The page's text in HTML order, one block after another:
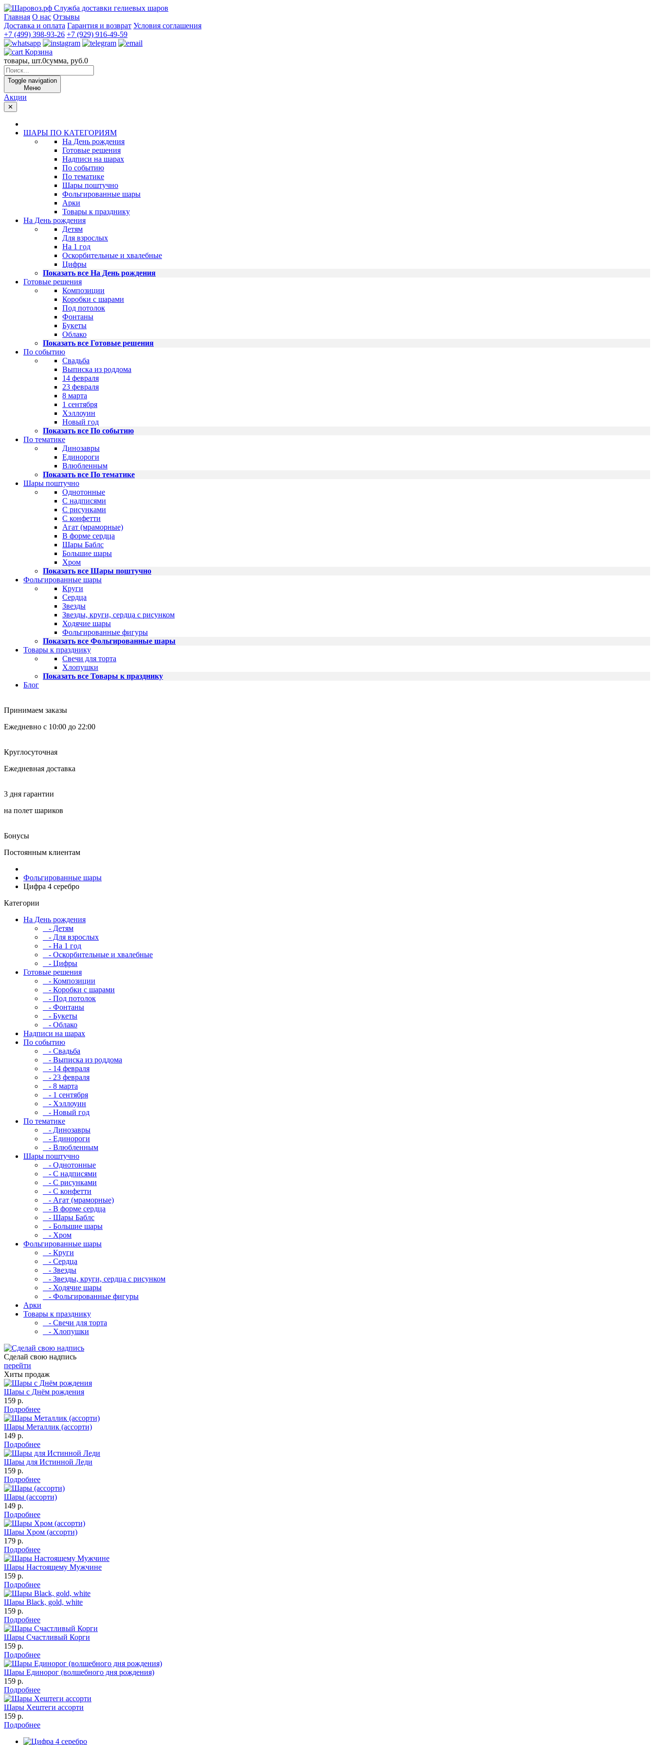
Служба доставки гелиевых шаров
Главная О нас Отзывы
Доставка и оплата Гарантия и возврат Условия соглашения
+7 (499) 398-93-26 +7 (929) 916-49-59
Корзина
товары, шт.0сумма, руб.0
Toggle navigation
Меню
Акции
✕
ШАРЫ ПО КАТЕГОРИЯМ
На День рождения
Готовые решения
Надписи на шарах
По событию
По тематике
Шары поштучно
Фольгированные шары
Арки
Товары к празднику
На День рождения
Детям
Для взрослых
На 1 год
Оскорбительные и хвалебные
Цифры
Показать все На День рождения
Готовые решения
Композиции
Коробки с шарами
Под потолок
Фонтаны
Букеты
Облако
Показать все Готовые решения
По событию
Свадьба
Выписка из роддома
14 февраля
23 февраля
8 марта
1 сентября
Хэллоуин
Новый год
Показать все По событию
По тематике
Динозавры
Единороги
Влюбленным
Показать все По тематике
Шары поштучно
Однотонные
С надписями
С рисунками
С конфетти
Агат (мраморные)
В форме сердца
Шары Баблс
Большие шары
Хром
Показать все Шары поштучно
Фольгированные шары
Круги
Сердца
Звезды
Звезды, круги, сердца с рисунком
Ходячие шары
Фольгированные фигуры
Показать все Фольгированные шары
Товары к празднику
Свечи для торта
Хлопушки
Показать все Товары к празднику
Блог
Принимаем заказы
Ежедневно с 10:00 до 22:00
Круглосуточная
Ежедневная доставка
3 дня гарантии
на полет шариков
Бонусы
Постоянным клиентам
Фольгированные шары
Цифра 4 серебро
Категории
На День рождения
- Детям
- Для взрослых
- На 1 год
- Оскорбительные и хвалебные
- Цифры
Готовые решения
- Композиции
- Коробки с шарами
- Под потолок
- Фонтаны
- Букеты
- Облако
Надписи на шарах
По событию
- Свадьба
- Выписка из роддома
- 14 февраля
- 23 февраля
- 8 марта
- 1 сентября
- Хэллоуин
- Новый год
По тематике
- Динозавры
- Единороги
- Влюбленным
Шары поштучно
- Однотонные
- С надписями
- С рисунками
- С конфетти
- Агат (мраморные)
- В форме сердца
- Шары Баблс
- Большие шары
- Хром
Фольгированные шары
- Круги
- Сердца
- Звезды
- Звезды, круги, сердца с рисунком
- Ходячие шары
- Фольгированные фигуры
Арки
Товары к празднику
- Свечи для торта
- Хлопушки
Сделай свою надпись
перейти
Хиты продаж
Шары с Днём рождения
159 р.
Подробнее
Шары Металлик (ассорти)
149 р.
Подробнее
Шары для Истинной Леди
159 р.
Подробнее
Шары (ассорти)
149 р.
Подробнее
Шары Хром (ассорти)
179 р.
Подробнее
Шары Настоящему Мужчине
159 р.
Подробнее
Шары Black, gold, white
159 р.
Подробнее
Шары Счастливый Корги
159 р.
Подробнее
Шары Единорог (волшебного дня рождения)
159 р.
Подробнее
Шары Хештеги ассорти
159 р.
Подробнее